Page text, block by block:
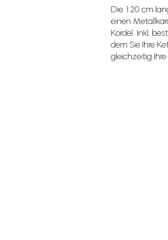
Die 120 cm
einen
Kordel. Inkl.
dem Sie Ihre
gleichzeitig